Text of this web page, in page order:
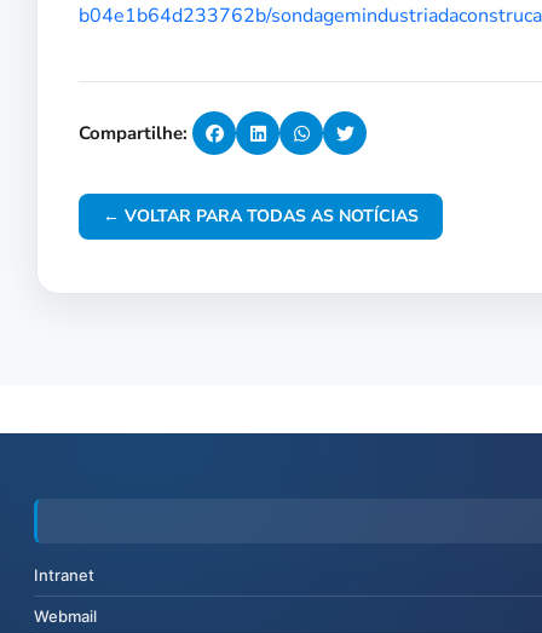
b04e1b64d233762b/
Compartilhe:
← VOLTAR PARA TODAS AS NOTÍCIAS
Intranet
Webmail